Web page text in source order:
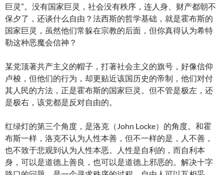
巨灵”。没有国家巨灵，社会没有秩序，连人身、财产都朝不
保夕了，还谈什么自由？法西斯的哲学基础，就是霍布斯的
国家巨灵，虽然他们常躲在宗教的后面，但你真得认为希特
勒这种恶魔会信神？
某党顶著共产主义的帽子，打著社会主义的旗号，好像信仰
卢梭，但他们的行为，却更贴近该国历史的帝制，他们对付
其人民的方法，正是霍布斯的国家巨灵。但不管是极左，还
是极右，该党都是反对自由的。
红绿灯的第三个角度，是洛克（John Locke）的角度。和霍
布斯一样，洛克不认为人性本善，但不一样的是，人不善，
也不致于悲观到认为人性本恶。人性是自利的，而自利本
身，可以是道德上善良，也可以是道德上邪恶的。解决十字